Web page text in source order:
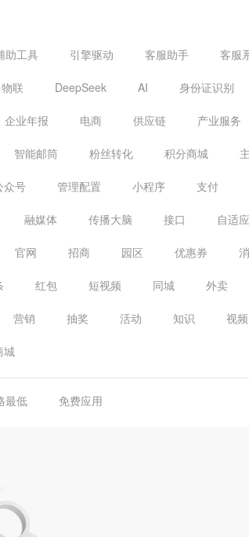
助工具 引擎驱动 客服助手 客服
物联 DeepSeek AI 身份证识别
企业年报 电商 供应链 产业服务
智能邮筒 粉丝转化 积分商城
众号 管理配置 小程序 支付
融媒体 传播大脑 接口 自适应
官网 招商 园区 优惠券
红包 短视频 同城 外卖
营销 抽奖 活动 知识 视频
城
最低 免费应用